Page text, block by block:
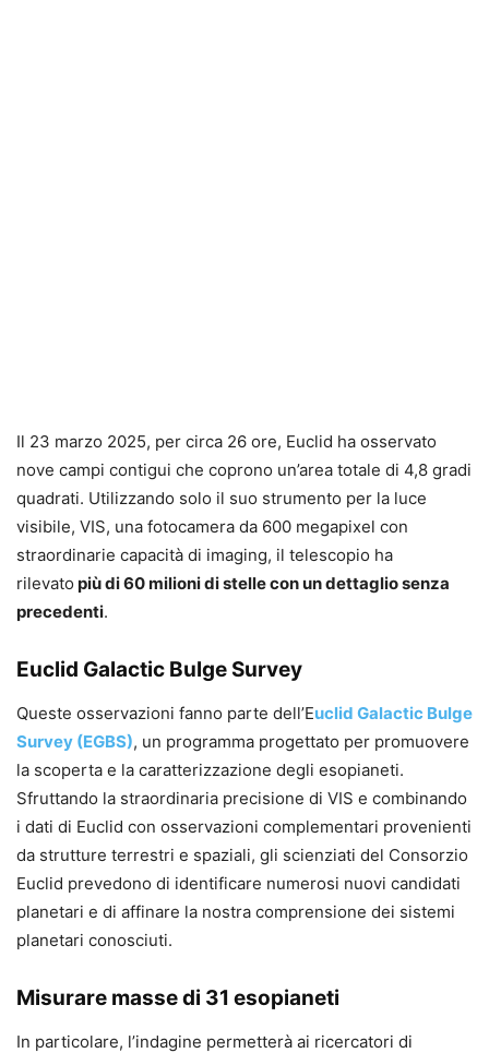
Il 23 marzo 2025, per circa 26 ore, Euclid ha osservato
nove campi contigui che coprono un’area totale di 4,8 gradi
quadrati. Utilizzando solo il suo strumento per la luce
visibile, VIS, una fotocamera da 600 megapixel con
straordinarie capacità di imaging, il telescopio ha
rilevato più di 60 milioni di stelle con un dettaglio senza
precedenti.
Euclid Galactic Bulge Survey
Queste osservazioni fanno parte dell’Euclid Galactic Bulge
Survey (EGBS), un programma progettato per promuovere
la scoperta e la caratterizzazione degli esopianeti.
Sfruttando la straordinaria precisione di VIS e combinando
i dati di Euclid con osservazioni complementari provenienti
da strutture terrestri e spaziali, gli scienziati del Consorzio
Euclid prevedono di identificare numerosi nuovi candidati
planetari e di affinare la nostra comprensione dei sistemi
planetari conosciuti.
Misurare masse di 31 esopianeti
In particolare, l’indagine permetterà ai ricercatori di